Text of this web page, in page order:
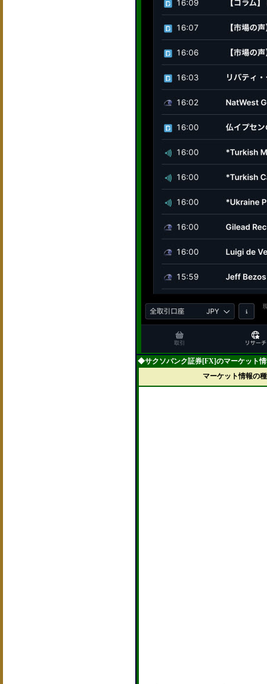
◆サクソバンク証券[FX]のマーケット
マーケット情報の